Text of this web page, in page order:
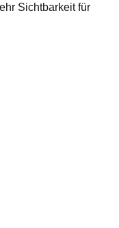
Sichtbarkeit für